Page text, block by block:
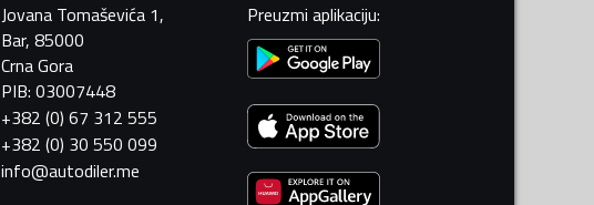
Jovana Tomaševića 1,
Bar, 85000
Crna Gora
PIB: 03007448
+382 (0) 67 312 555
+382 (0) 30 550 099
info@autodiler.me
Preuzmi aplikaciju: